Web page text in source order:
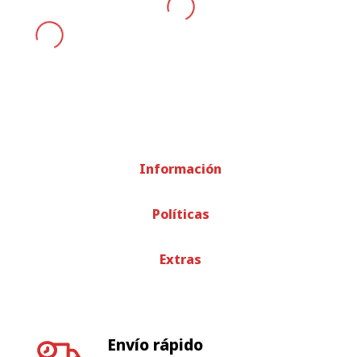
Información
Políticas
Extras
Envío rápido